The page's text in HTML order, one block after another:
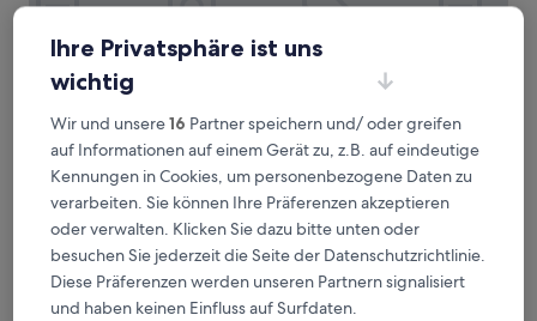
DORMERO Hotel Wilhelmshaven
DORMERO Hotel Wilhelmshaven
Wilhelmshaven
8.6
von
10,
Hervorragend,
(165
Bewertungen)
8,6/10 Hervorragend (165 Bewertungen)
Preis
beträgt
inkl. Steuern & Gebühren
16. Aug.–17. Aug.
Ihre Privatsphäre ist uns
wichtig
Wir und unsere16 Partner speichern und/ oder greifen
auf Informationen auf einem Gerät zu, z.B. auf eindeutige
Kennungen in Cookies, um personenbezogene Daten zu
verarbeiten. Sie können Ihre Präferenzen akzeptieren
oder verwalten. Klicken Sie dazu bitte unten oder
besuchen Sie jederzeit die Seite der Datenschutzrichtlinie.
Diese Präferenzen werden unseren Partnern signalisiert
und haben keinen Einfluss auf Surfdaten.